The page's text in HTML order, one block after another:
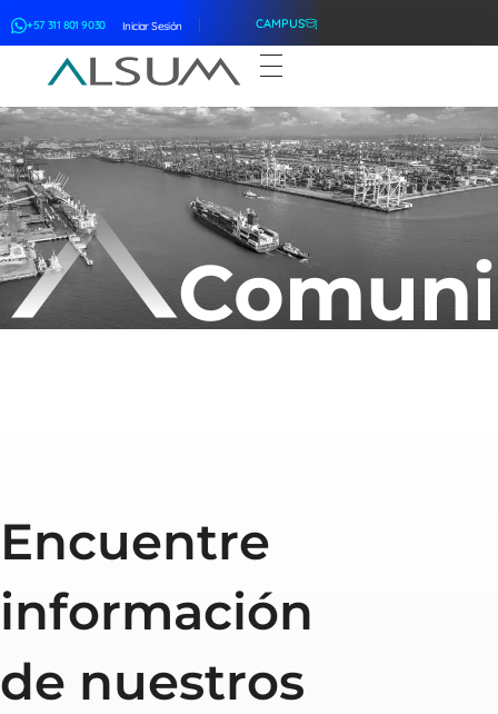
+57 311 801 9030 Iniciar Sesión CAMPUS
ALSUM
Encuentre
información
de nuestros